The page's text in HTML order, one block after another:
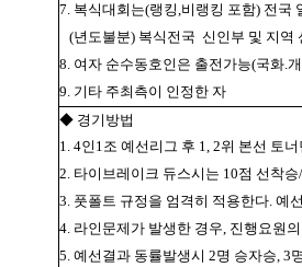
7. 복식대회는(랭킹,비랭킹 포함) 전국
(년도불분) 복식전국 신인부 및 지역
8. 여자 순수동호인은 출전가능(국화.
9. 기타 주최측이 인정한 자
◆ 경기방법
1. 4인1조 예선리그 후 1, 2위 본선 토
2. 타이브레이크 듀스시는 10점 선착
3. 풋폴트 규정을 엄격히 적용한다. 예
4. 라인문제가 발생한 경우, 진행요원
5. 예선결과 동률발생시 2명 승자승, 3